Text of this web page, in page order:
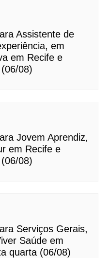
Assistente de
em
em Recife e
08)
Jovem Aprendiz,
em Recife e
08)
Serviços Gerais,
Saúde em
quarta (06/08)